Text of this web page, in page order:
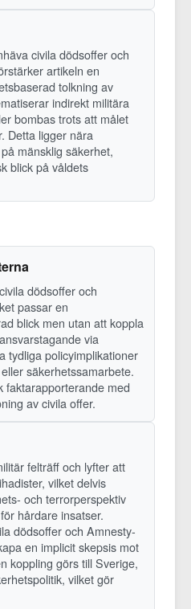
civila dödsoffer och
artikeln en
tolkning av
indirekt militära
bombas trots att målet
Detta ligger nära
mänsklig säkerhet,
blick på våldets
dödsoffer och
passar en
blick men utan att koppla
via
tydliga policyimplikationer
säkerhetssamarbete.
faktarapporterande med
av civila offer.
felträff och lyfter att
vilket delvis
och terrorperspektiv
hårdare insatser.
dödsoffer och Amnesty-
en implicit skepsis mot
koppling görs till Sverige,
vilket gör